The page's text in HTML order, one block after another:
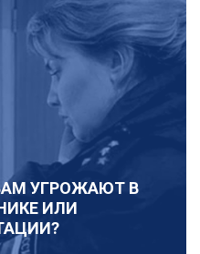
УГРОЖАЮТ В
ИЛИ